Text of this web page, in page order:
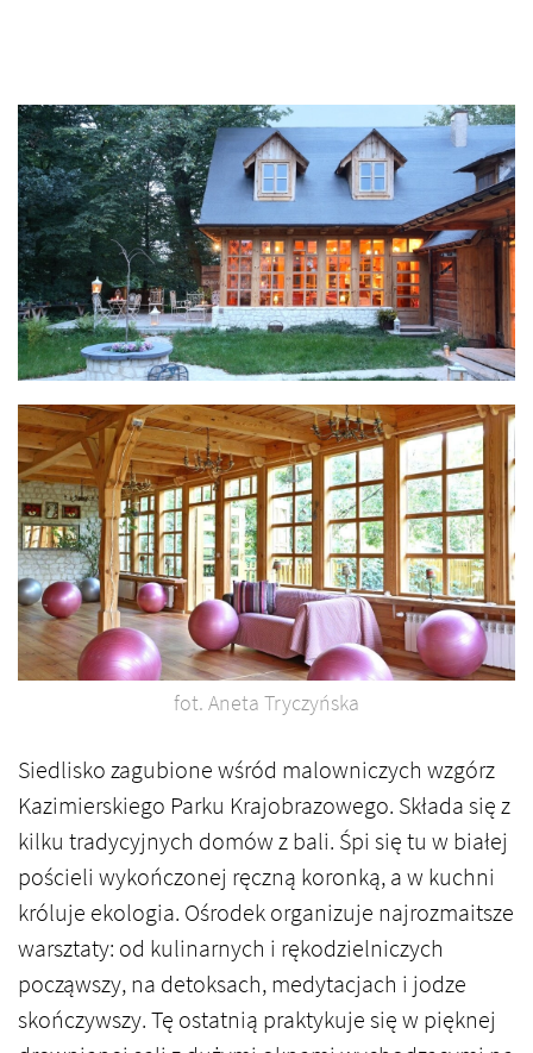
fot. Aneta Tryczyńska
Siedlisko zagubione wśród malowniczych wzgórz
Kazimierskiego Parku Krajobrazowego. Składa się z
kilku tradycyjnych domów z bali. Śpi się tu w białej
pościeli wykończonej ręczną koronką, a w kuchni
króluje ekologia. Ośrodek organizuje najrozmaitsze
warsztaty: od kulinarnych i rękodzielniczych
począwszy, na detoksach, medytacjach i jodze
skończywszy. Tę ostatnią praktykuje się w pięknej